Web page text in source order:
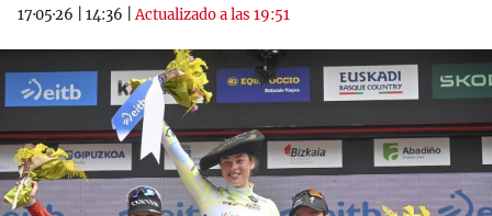
17·05·26 14:36 |Actualizado a las 19:51